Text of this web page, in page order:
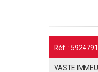
Réf. : 5924791
VASTE